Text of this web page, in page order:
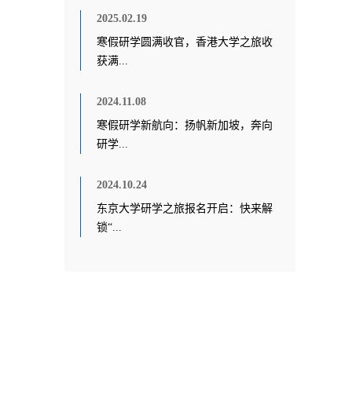
2025.02.19
寒假研学圆满收官，香港大学之旅收
获满...
2024.11.08
寒假研学新航向：扬帆新加坡，奔向
研学...
2024.10.24
东京大学研学之旅报名开启：快来解
锁“...